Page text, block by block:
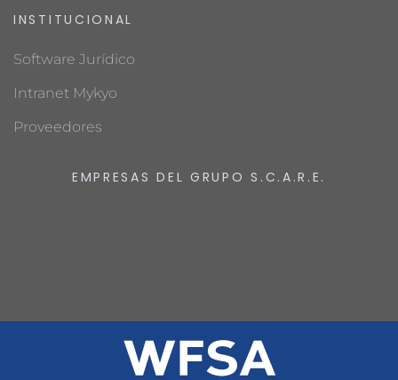
INSTITUCIONAL
Software Jurídico
Intranet Mykyo
Proveedores
EMPRESAS DEL GRUPO S.C.A.R.E.